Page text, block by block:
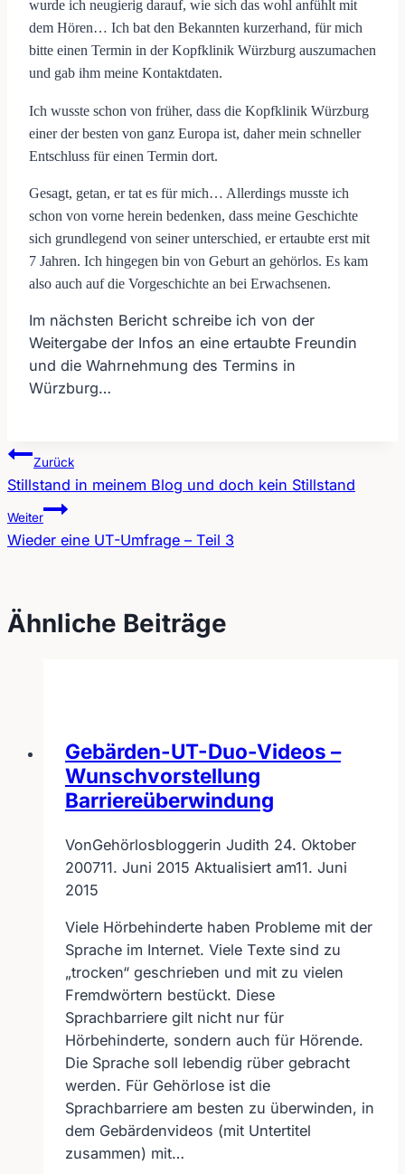
wurde ich neugierig darauf, wie sich das wohl anfühlt mit
dem Hören… Ich bat den Bekannten kurzerhand, für mich
bitte einen Termin in der Kopfklinik Würzburg auszumachen
und gab ihm meine Kontaktdaten.
Ich wusste schon von früher, dass die Kopfklinik Würzburg
einer der besten von ganz Europa ist, daher mein schneller
Entschluss für einen Termin dort.
Gesagt, getan, er tat es für mich… Allerdings musste ich
schon von vorne herein bedenken, dass meine Geschichte
sich grundlegend von seiner unterschied, er ertaubte erst mit
7 Jahren. Ich hingegen bin von Geburt an gehörlos. Es kam
also auch auf die Vorgeschichte an bei Erwachsenen.
Im nächsten Bericht schreibe ich von der
Weitergabe der Infos an eine ertaubte Freundin
und die Wahrnehmung des Termins in
Würzburg…
Beitragsnavigation
Zurück
Stillstand in meinem Blog und doch kein Stillstand
Weiter
Wieder eine UT-Umfrage – Teil 3
Ähnliche Beiträge
Gebärden-UT-Duo-Videos –
Wunschvorstellung
Barriereüberwindung
VonGehörlosbloggerin Judith 24. Oktober
200711. Juni 2015 Aktualisiert am11. Juni
2015
Viele Hörbehinderte haben Probleme mit der
Sprache im Internet. Viele Texte sind zu
„trocken“ geschrieben und mit zu vielen
Fremdwörtern bestückt. Diese
Sprachbarriere gilt nicht nur für
Hörbehinderte, sondern auch für Hörende.
Die Sprache soll lebendig rüber gebracht
werden. Für Gehörlose ist die
Sprachbarriere am besten zu überwinden, in
dem Gebärdenvideos (mit Untertitel
zusammen) mit…